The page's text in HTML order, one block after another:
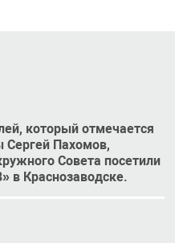
который отмечается
Сергей Пахомов,
Совета посетили
в Краснозаводске.